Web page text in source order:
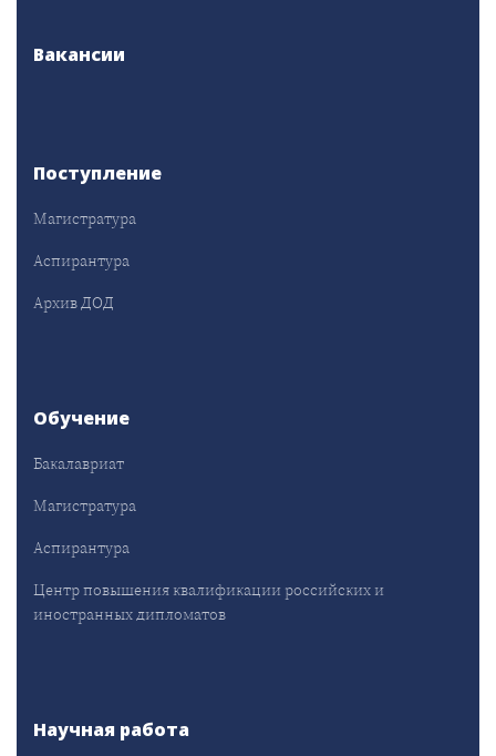
Вакансии
Поступление
Магистратура
Аспирантура
Архив ДОД
Обучение
Бакалавриат
Магистратура
Аспирантура
Центр повышения квалификации российских и
иностранных дипломатов
Научная работа